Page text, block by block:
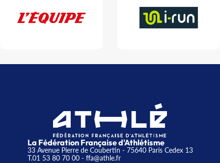
La Fédération Française d'Athlétisme
33 Avenue Pierre de Coubertin - 75640 Paris Cedex 13
T.01 53 80 70 00- ffa@athle.fr